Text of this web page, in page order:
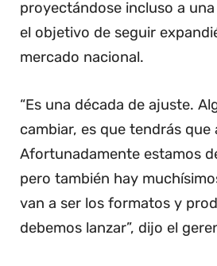
proyectándose incluso a
el objetivo de seguir
mercado nacional.
“Es una década de ajuste.
cambiar, es que tendrás que
Afortunadamente estamos
pero también hay
van a ser los formatos y
debemos lanzar”, dijo el